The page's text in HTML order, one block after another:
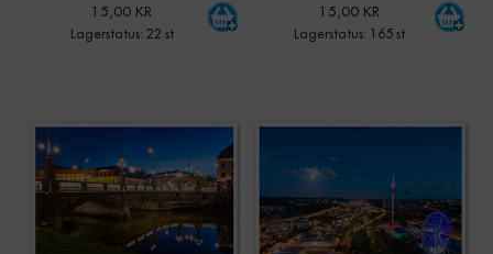
15,00 KR
Lagerstatus: 22 st
15,00 KR
Lagerstatus: 165 st